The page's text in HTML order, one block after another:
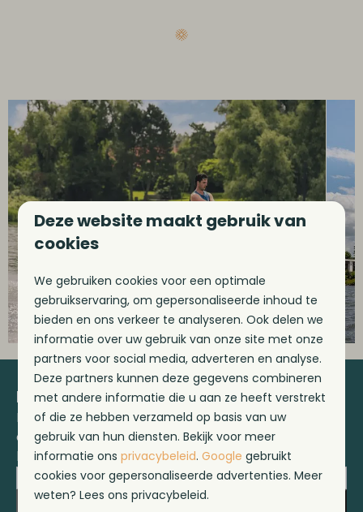
Blijf op de hoogte!
Meld je aan voor onze nieuwsbrief en
ontvang het laatste nieuws en diverse
kortingen!
Inschrijven
Deze website maakt gebruik van
cookies
We gebruiken cookies voor een optimale
gebruikservaring, om gepersonaliseerde inhoud te
bieden en ons verkeer te analyseren. Ook delen we
informatie over uw gebruik van onze site met onze
partners voor social media, adverteren en analyse.
Deze partners kunnen deze gegevens combineren
met andere informatie die u aan ze heeft verstrekt
of die ze hebben verzameld op basis van uw
gebruik van hun diensten. Bekijk voor meer
informatie onsprivacybeleid.Google gebruikt
cookies voor gepersonaliseerde advertenties. Meer
weten? Lees ons privacybeleid.